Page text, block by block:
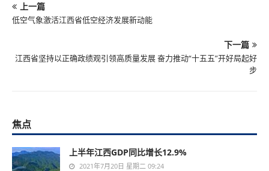
上一篇
低空气象激活江西省低空经济发展新动能
下一篇
江西省坚持以正确政绩观引领高质量发展 奋力推动“十五五”开好局起好
步
焦点
上半年江西GDP同比增长12.9%
2021年7月20日 星期二 09:24